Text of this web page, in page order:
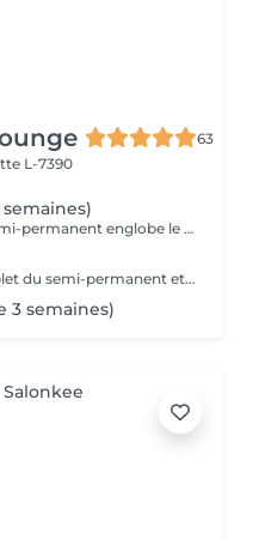
63
L-7390
Tout les temps pour le services semi-permanent englobe le retrait du semi-permanent qui est déjà sur les ongles)
Ce service englobe le retrait complet du semi-permanent et une manucure avec une base fortifiante transparente en vernis simple. ATTENTION : uniquement pour ceux qui ne souhaite pas refaire un semi-permanent
3 semaines)